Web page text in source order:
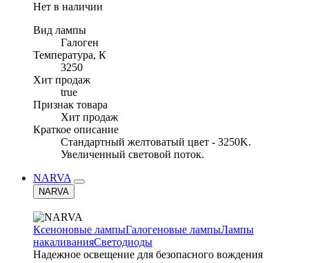
Нет в наличии
Вид лампы
Галоген
Температура, К
3250
Хит продаж
true
Признак товара
Хит продаж
Краткое описание
Стандартный желтоватый цвет - 3250K.
Увеличенный световой поток.
NARVA
NARVA
Ксеноновые лампыГалогеновые лампыЛампы
накаливанияСветодиоды
Надежное освещение для безопасного вождения